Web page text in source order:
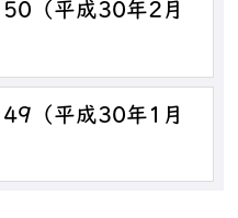
（平成30年2月
（平成30年1月